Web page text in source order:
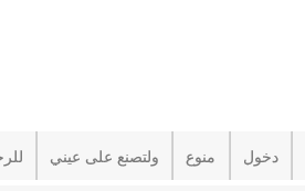
ولتصنع على عيني منوع دخول